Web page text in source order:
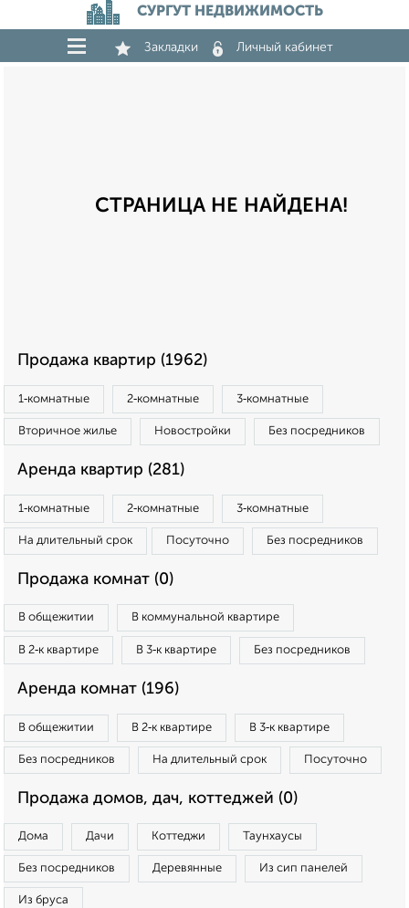
СУРГУТ НЕДВИЖИМОСТЬ
Закладки Личный кабинет
СТРАНИЦА НЕ НАЙДЕНА!
Продажа квартир (1962)
1‑комнатные 2‑комнатные 3‑комнатные
Вторичное жилье Новостройки Без посредников
Аренда квартир (281)
1‑комнатные 2‑комнатные 3‑комнатные
На длительный срок Посуточно Без посредников
Продажа комнат (0)
В общежитии В коммунальной квартире
В 2‑к квартире В 3‑к квартире Без посредников
Аренда комнат (196)
В общежитии В 2‑к квартире В 3‑к квартире
Без посредников На длительный срок Посуточно
Продажа домов, дач, коттеджей (0)
Дома Дачи Коттеджи Таунхаусы
Без посредников Деревянные Из сип панелей
Из бруса